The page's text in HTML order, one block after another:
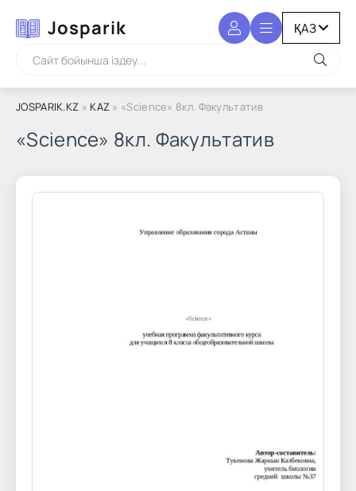
Josparik
JOSPARIK.KZ » KAZ » «Science» 8кл. Факультатив
«Science» 8кл. Факультатив